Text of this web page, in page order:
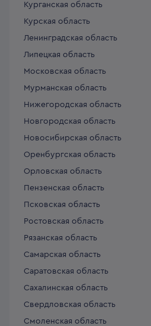
Курганская область
Курская область
Ленинградская область
Липецкая область
Московская область
Мурманская область
Нижегородская область
Новгородская область
Новосибирская область
Оренбургская область
Орловская область
Пензенская область
Псковская область
Ростовская область
Рязанская область
Самарская область
Саратовская область
Сахалинская область
Свердловская область
Смоленская область